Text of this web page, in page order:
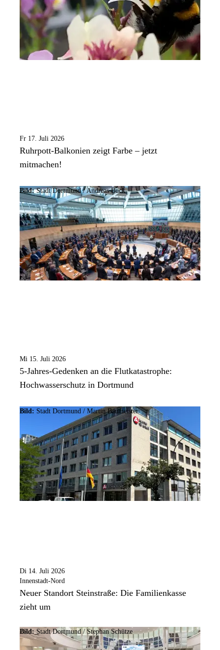
Fr 17. Juli 2026
Ruhrpott-Balkonien zeigt Farbe – jetzt
mitmachen!
Bild:Stadt Dortmund /Andreas Buck
Mi 15. Juli 2026
5-Jahres-Gedenken an die Flutkatastrophe:
Hochwasserschutz in Dortmund
Bild: Stadt Dortmund / Martin Baumeister
Di 14. Juli 2026
Innenstadt-Nord
Neuer Standort Steinstraße: Die Familienkasse
zieht um
Bild:Stadt Dortmund / Stephan Schütze